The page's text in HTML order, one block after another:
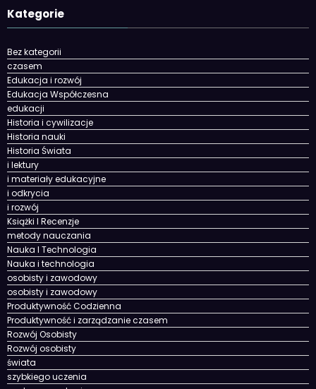
Kategorie
Bez kategorii
czasem
Edukacja i rozwój
Edukacja Współczesna
edukacji
Historia i cywilizacje
Historia nauki
Historia Świata
i lektury
i materiały edukacyjne
i odkrycia
i rozwój
Książki I Recenzje
metody nauczania
Nauka I Technologia
Nauka i technologia
osobisty i zawodowy
osobisty i zawodowy
Produktywność Codzienna
Produktywność i zarządzanie czasem
Rozwój Osobisty
Rozwój osobisty
świata
szybkiego uczenia